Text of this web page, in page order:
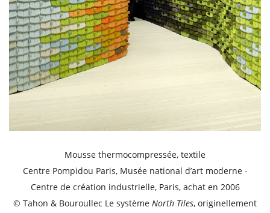
Mousse thermocompressée, textile
Centre Pompidou Paris, Musée national d’art moderne -
Centre de création industrielle, Paris, achat en 2006
© Tahon & Bouroullec Le système North Tiles, originellement